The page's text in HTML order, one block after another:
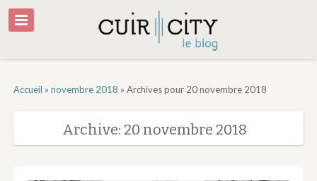
Accueil » novembre 2018 » Archives pour 20 novembre 2018
Archive: 20 novembre 2018